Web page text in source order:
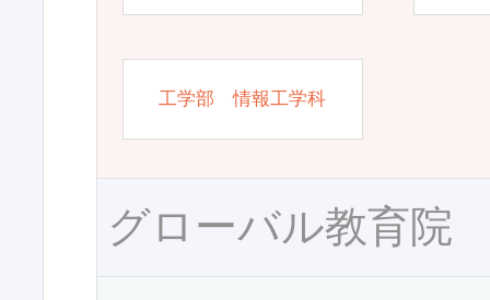
工学部 情報工学科
グローバル教育院